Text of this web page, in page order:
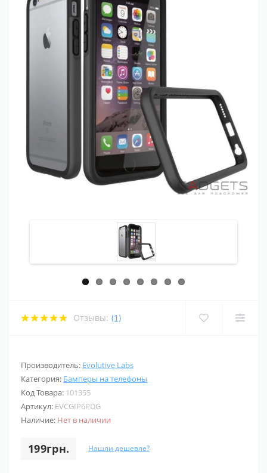
Отзывы: (1)
Производитель: Evolutive Labs
Категория: Бамперы на телефоны
Код Товара: 101355
Артикул: EVCGIP6PDG
Наличие: Нет в наличии
199грн. Нашли дешевле?